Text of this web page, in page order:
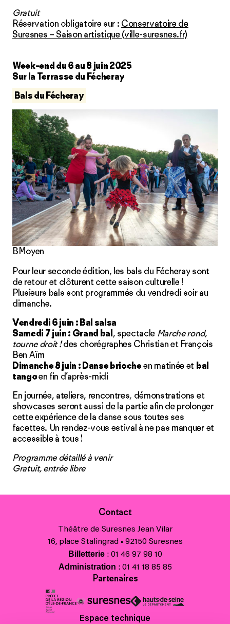
Gratuit
Réservation obligatoire sur : Conservatoire de
Suresnes – Saison artistique (ville-suresnes.fr)
Week-end du 6 au 8 juin 2025
Sur la Terrasse du Fécheray
Bals du Fécheray
BMoyen
Pour leur seconde édition, les bals du Fécheray sont
de retour et clôturent cette saison culturelle !
Plusieurs bals sont programmés du vendredi soir au
dimanche.
Vendredi 6 juin : Bal salsa
Samedi 7 juin : Grand bal , spectacle Marche rond,
tourne droit !des chorégraphes Christian et François
Ben Aïm
Dimanche 8 juin : Danse briocheen matinée et bal
tangoen fin d’après-midi
En journée, ateliers, rencontres, démonstrations et
showcases seront aussi de la partie afin de prolonger
cette expérience de la danse sous toutes ses
facettes. Un rendez-vous estival à ne pas manquer et
accessible à tous !
Programme détaillé à venir
Gratuit, entrée libre
Contact
Théâtre de Suresnes Jean Vilar
16, place Stalingrad • 92150 Suresnes
Billetterie: 01 46 97 98 10
Administration : 01 41 18 85 85
Partenaires
Espace technique